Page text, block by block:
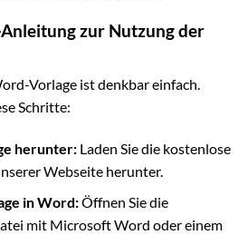
zur Nutzung der
Vorlage ist denkbar einfach.
Schritte:
herunter:Laden Sie die kostenlose
Webseite herunter.
in Word:Öffnen Sie die
mit Microsoft Word oder einem